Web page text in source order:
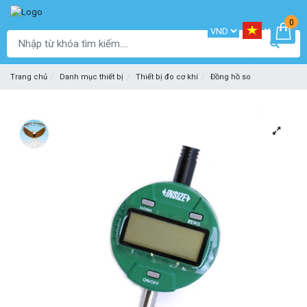
0
Trang chủ Danh mục thiết bị Thiết bị đo cơ khí Đồng hồ so